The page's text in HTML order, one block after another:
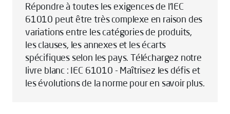
Répondre à toutes les exigences de l'IEC
61010 peut être très complexe en raison des
variations entre les catégories de produits,
les clauses, les annexes et les écarts
spécifiques selon les pays. Téléchargez notre
livre blanc : IEC 61010 - Maîtrisez les défis et
les évolutions de la norme pour en savoir plus.